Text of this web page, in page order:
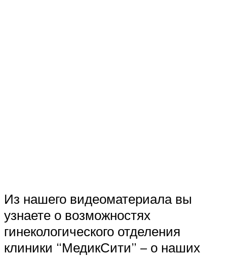
Из нашего видеоматериала вы
узнаете о возможностях
гинекологического отделения
клиники “МедикСити” – о наших